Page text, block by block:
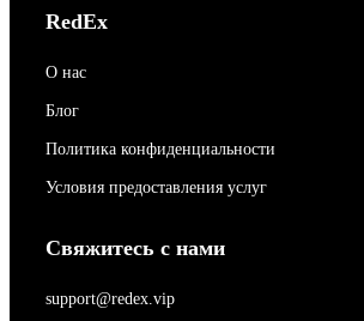
RedEx
О нас
Блог
Политика конфиденциальности
Условия предоставления услуг
Свяжитесь с нами
support@redex.vip